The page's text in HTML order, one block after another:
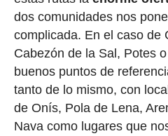
dos comunidades nos
complicada. En el caso de
Cabezón de la Sal, Potes
buenos puntos de
tanto de lo mismo, con
de Onís, Pola de Lena,
Nava como lugares que